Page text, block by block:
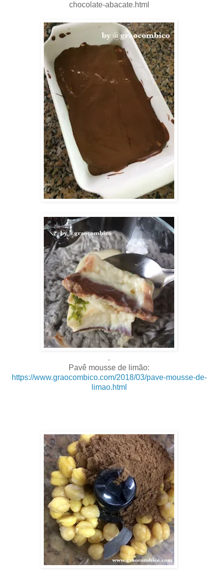
chocolate-abacate.html
.
Pavê mousse de limão:
https://www.graocombico.com/2018/03/pave-mousse-de-
limao.html